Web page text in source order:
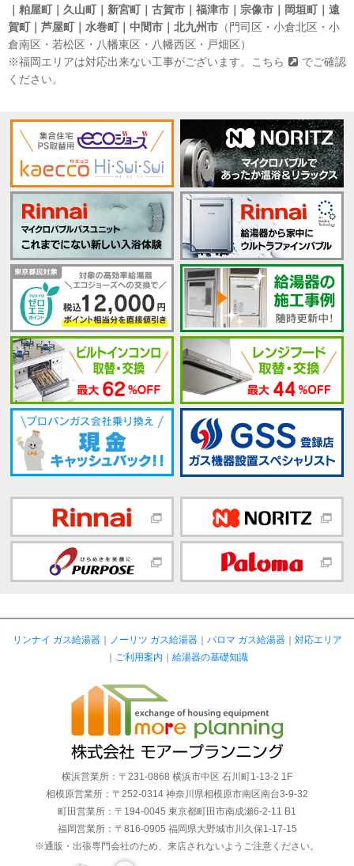
｜粕屋町｜久山町｜新宮町｜古賀市｜福津市｜宗像市｜岡垣町｜遠
賀町｜芦屋町｜水巻町｜中間市｜北九州市 （門司区・小倉北区・小
倉南区・若松区・八幡東区・八幡西区・戸畑区）
※福岡エリアは対応出来ない工事がございます。
こちら
でご確認
ください。
リンナイ ガス給湯器｜ ノーリツ ガス給湯器｜ パロマ ガス給湯器｜ 対応エリア
｜ ご利用案内 ｜ 給湯器の基礎知識
横浜営業所：〒231-0868 横浜市中区 石川町1-13-2 1F
相模原営業所：〒252-0314 神奈川県相模原市南区南台3-9-32
町田営業所：〒194-0045 東京都町田市南成瀬6-2-11 B1
福岡営業所：〒816-0905 福岡県大野城市川久保1-17-15
※通販・出張専門会社のため、来店されないようご注意ください。